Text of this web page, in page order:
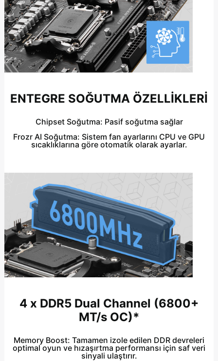
ENTEGRE SOĞUTMA ÖZELLİKLERİ
Chipset Soğutma: Pasif soğutma sağlar
Frozr AI Soğutma: Sistem fan ayarlarını CPU ve GPU
sıcaklıklarına göre otomatik olarak ayarlar.
4 x DDR5 Dual Channel (6800+
MT/s OC)*
Memory Boost: Tamamen izole edilen DDR devreleri
optimal oyun ve hızaşırtma performansı için saf veri
sinyali ulaştırır.